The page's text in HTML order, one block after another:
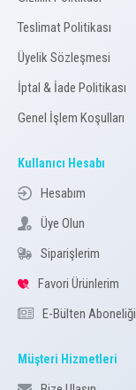
Teslimat Politikası
Üyelik Sözleşmesi
İptal & İade Politikası
Genel İşlem Koşulları
Kullanıcı Hesabı
Hesabım
Üye Olun
Siparişlerim
Favori Ürünlerim
E-Bülten Aboneliği
Müşteri Hizmetleri